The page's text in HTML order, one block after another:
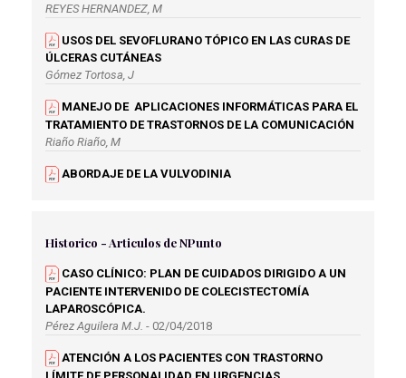
REYES HERNANDEZ, M
USOS DEL SEVOFLURANO TÓPICO EN LAS CURAS DE
ÚLCERAS CUTÁNEAS
Gómez Tortosa, J
MANEJO DE APLICACIONES INFORMÁTICAS PARA EL
TRATAMIENTO DE TRASTORNOS DE LA COMUNICACIÓN
Riaño Riaño, M
ABORDAJE DE LA VULVODINIA
ENFERMERA GESTORA DE CASOS EN ATENCIÓN
Arribas Moya, E
BENEFICIOS DE LA VENTILACIÓN MECÁNICA NO
INVASIVA EN PACIENTES TERMINALES
TERAPIA DE REALIDAD VIRTUAL Y SU APLICACIÓN EN
Historico - Articulos de NPunto
CASO CLÍNICO: PLAN DE CUIDADOS DIRIGIDO A UN
PACIENTE INTERVENIDO DE COLECISTECTOMÍA
LAPAROSCÓPICA.
Pérez Aguilera M.J. - 02/04/2018
ATENCIÓN A LOS PACIENTES CON TRASTORNO